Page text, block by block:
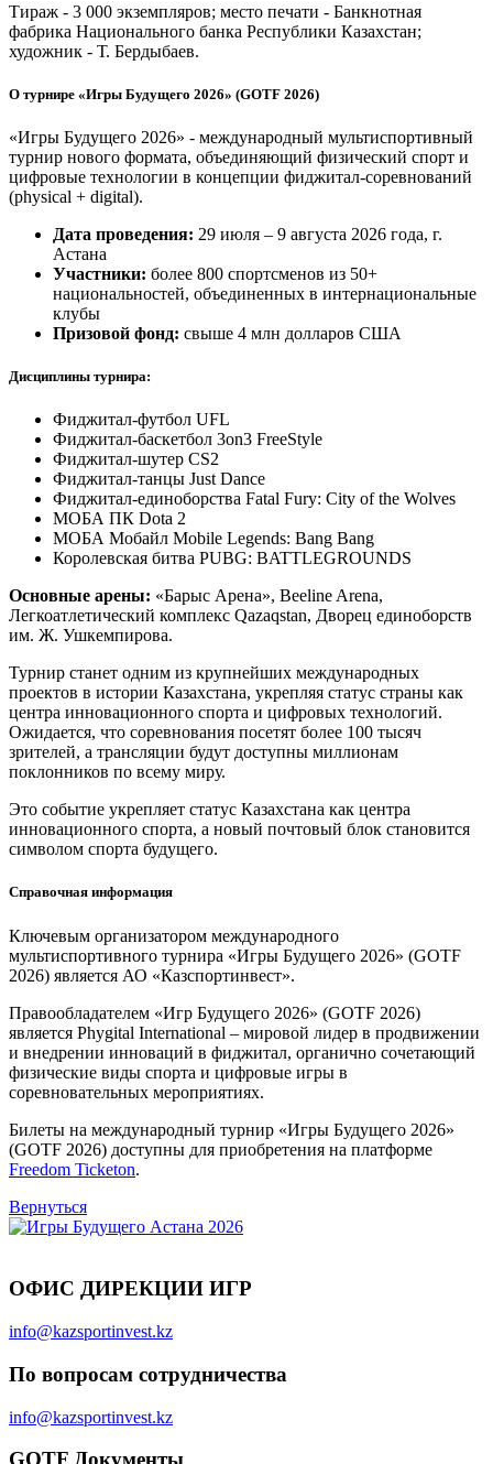
Тираж - 3 000 экземпляров; место печати - Банкнотная
фабрика Национального банка Республики Казахстан;
художник - Т. Бердыбаев.
О турнире «Игры Будущего 2026» (GOTF 2026)
«Игры Будущего 2026» - международный мультиспортивный
турнир нового формата, объединяющий физический спорт и
цифровые технологии в концепции фиджитал‑соревнований
(physical + digital).
Дата проведения: 29 июля – 9 августа 2026 года, г.
Астана
Участники: более 800 спортсменов из 50+
национальностей, объединенных в интернациональные
клубы
Призовой фонд: свыше 4 млн долларов США
Дисциплины турнира:
Фиджитал‑футбол UFL
Фиджитал‑баскетбол 3on3 FreeStyle
Фиджитал‑шутер CS2
Фиджитал‑танцы Just Dance
Фиджитал‑единоборства Fatal Fury: City of the Wolves
МОБА ПК Dota 2
МОБА Мобайл Mobile Legends: Bang Bang
Королевская битва PUBG: BATTLEGROUNDS
Основные арены: «Барыс Арена», Beeline Arena,
Легкоатлетический комплекс Qazaqstan, Дворец единоборств
им. Ж. Ушкемпирова.
Турнир станет одним из крупнейших международных
проектов в истории Казахстана, укрепляя статус страны как
центра инновационного спорта и цифровых технологий.
Ожидается, что соревнования посетят более 100 тысяч
зрителей, а трансляции будут доступны миллионам
поклонников по всему миру.
Это событие укрепляет статус Казахстана как центра
инновационного спорта, а новый почтовый блок становится
символом спорта будущего.
Справочная информация
Ключевым организатором международного
мультиспортивного турнира «Игры Будущего 2026» (GOTF
2026) является АО «Казспортинвест».
Правообладателем «Игр Будущего 2026» (GOTF 2026)
является Phygital International – мировой лидер в продвижении
и внедрении инноваций в фиджитал, органично сочетающий
физические виды спорта и цифровые игры в
соревновательных мероприятиях.
Билеты на международный турнир «Игры Будущего 2026»
(GOTF 2026) доступны для приобретения на платформе
Freedom Ticketon.
Вернуться
ОФИС ДИРЕКЦИИ ИГР
info@kazsportinvest.kz
По вопросам сотрудничества
info@kazsportinvest.kz
GOTF Документы